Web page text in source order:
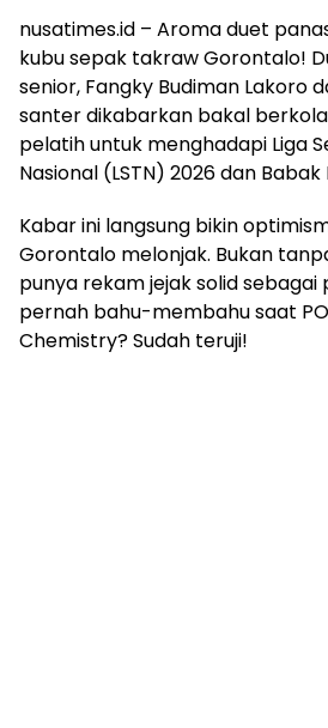
nusatimes.id – Aroma duet
kubu sepak takraw Gorontalo!
senior, Fangky Budiman Lakoro
santer dikabarkan bakal
pelatih untuk menghadapi Liga
Nasional (LSTN) 2026 dan Babak
Kabar ini langsung bikin
Gorontalo melonjak. Bukan
punya rekam jejak solid sebagai
pernah bahu-membahu saat
Chemistry? Sudah teruji!